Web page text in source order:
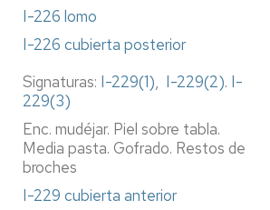
I-226 lomo
I-226 cubierta posterior
Signaturas: I-229(1), I-229(2). I-
229(3)
Enc. mudéjar. Piel sobre tabla.
Media pasta. Gofrado. Restos de
broches
I-229 cubierta anterior